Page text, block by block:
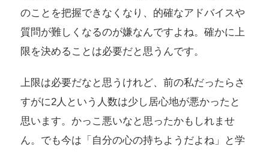
のことを把握できなくなり、的確なアドバイスや
質問が難しくなるのが嫌なんですよね。確かに上
限を決めることは必要だと思うんです。
上限は必要だなと思うけれど、前の私だったらさ
すがに2人という人数は少し居心地が悪かったと
思います。かっこ悪いなと思ったかもしれませ
ん。でも今は「自分の心の持ちようだよね」と学